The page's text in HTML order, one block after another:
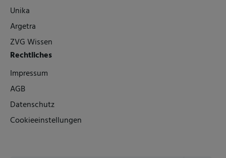
Unika
Argetra
ZVG Wissen
Rechtliches
Impressum
AGB
Datenschutz
Cookieeinstellungen